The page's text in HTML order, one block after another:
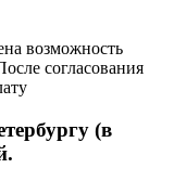
возможность
согласования
(в